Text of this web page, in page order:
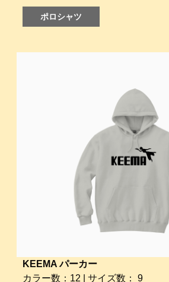
ポロシャツ
KEEMA パーカー
カラー数：12 | サイズ数： 9